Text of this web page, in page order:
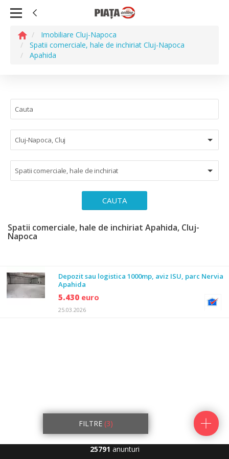
Imobiliare Cluj-Napoca
Spatii comerciale, hale de inchiriat Cluj-Napoca
Apahida
Cluj-Napoca, Cluj
Spatii comerciale, hale de inchiriat
CAUTA
Spatii comerciale, hale de inchiriat Apahida, Cluj-
Napoca
Depozit sau logistica 1000mp, aviz ISU, parc Nervia
Apahida
5.430 euro
25.03.2026
FILTRE (3)
25791 anunturi